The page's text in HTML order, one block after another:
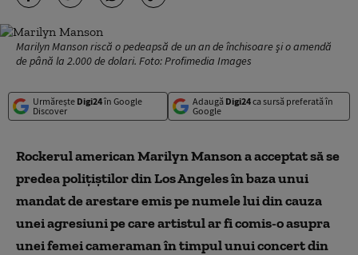
Marilyn Manson riscă o pedeapsă de un an de închisoare şi o amendă
de până la 2.000 de dolari. Foto: Profimedia Images
Urmărește Digi24în Google
Discover
Adaugă Digi24ca sursă preferată în
Google
Rockerul american Marilyn Manson a acceptat să se
predea poliţiştilor din Los Angeles în baza unui
mandat de arestare emis pe numele lui din cauza
unei agresiuni pe care artistul ar fi comis-o asupra
unei femei cameraman în timpul unui concert din